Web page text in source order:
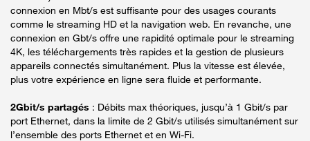
connexion en Mbt/s est suffisante pour des usages courants
comme le streaming HD et la navigation web. En revanche, une
connexion en Gbt/s offre une rapidité optimale pour le streaming
4K, les téléchargements très rapides et la gestion de plusieurs
appareils connectés simultanément. Plus la vitesse est élevée,
plus votre expérience en ligne sera fluide et performante.
2Gbit/s partagés : Débits max théoriques, jusqu’à 1 Gbit/s par
port Ethernet, dans la limite de 2 Gbit/s utilisés simultanément sur
l’ensemble des ports Ethernet et en Wi-Fi.